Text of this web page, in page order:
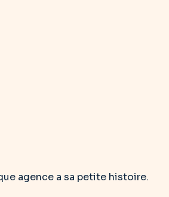
agence a sa petite histoire.